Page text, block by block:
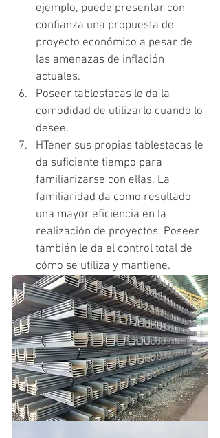
ejemplo, puede presentar con
confianza una propuesta de
proyecto económico a pesar de
las amenazas de inflación
actuales.
Poseer tablestacas le da la
comodidad de utilizarlo cuando lo
desee.
HTener sus propias tablestacas le
da suficiente tiempo para
familiarizarse con ellas. La
familiaridad da como resultado
una mayor eficiencia en la
realización de proyectos. Poseer
también le da el control total de
cómo se utiliza y mantiene.